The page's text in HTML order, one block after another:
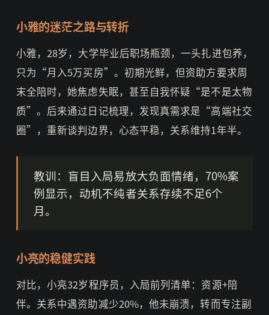
小雅的迷茫之路与转折
小雅，28岁，大学毕业后职场瓶颈，一头扎进包养，
只为“月入5万买房”。初期光鲜，但资助方要求周
末全陪时，她焦虑失眠，甚至自我怀疑“是不是太物
质”。后来通过日记梳理，发现真需求是“高端社交
圈”，重新谈判边界，心态平稳，关系维持1年半。
教训：盲目入局易放大负面情绪，70%案
例显示，动机不纯者关系存续不足6个
月。
小亮的稳健实践
对比，小亮32岁程序员，入局前列清单：资源+陪
伴。关系中遇资助减少20%，他未崩溃，转而专注副